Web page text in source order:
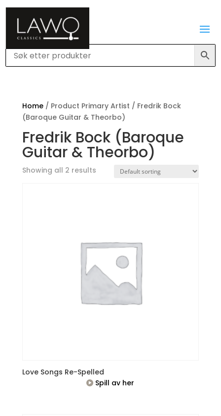
Home/ Product Primary Artist / Fredrik Bock
(Baroque Guitar & Theorbo)
Fredrik Bock (Baroque
Guitar & Theorbo)
Showing all 2 results
Love Songs Re-Spelled
Spill av her